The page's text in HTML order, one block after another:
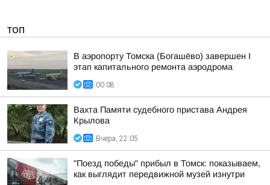
ТОП
В аэропорту Томска (Богашёво) завершен I
этап капитального ремонта аэродрома
00:08
Вахта Памяти судебного пристава Андрея
Крылова
Вчера, 22:05
"Поезд победы" прибыл в Томск: показываем,
как выглядит передвижной музей изнутри